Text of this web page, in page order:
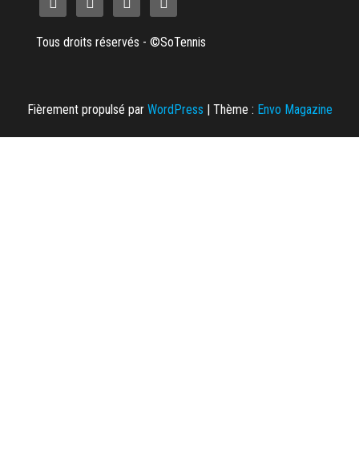
Tous droits réservés - ©SoTennis
Fièrement propulsé par WordPress | Thème : Envo Magazine